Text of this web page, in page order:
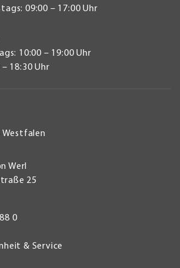
09:00 – 17:00 Uhr
10:00 – 19:00 Uhr
18:30 Uhr
Westfalen
Werl
25
0
& Service